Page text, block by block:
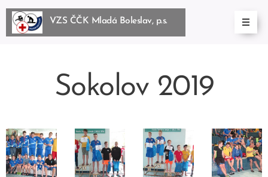
VZS ČČK Mladá Boleslav, p.s.
BoleslBoleslav, p.s.
Sokolov 2019